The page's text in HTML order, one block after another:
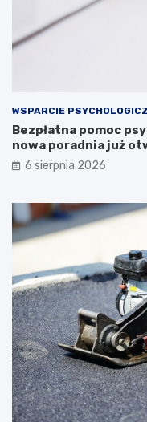
WSPARCIE
Bezpłatna pomoc
nowa poradnia już
6 sierpnia 2026